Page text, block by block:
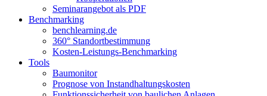
Seminarangebot als PDF
Benchmarking
benchlearning.de
360° Standortbestimmung
Kosten-Leistungs-Benchmarking
Tools
Baumonitor
Prognose von Instandhaltungskosten